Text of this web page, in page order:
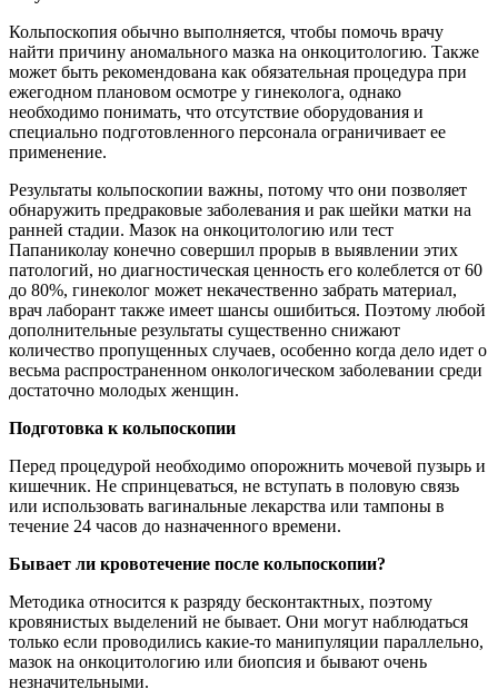
Кольпоскопия обычно выполняется, чтобы помочь врачу
найти причину аномального мазка на онкоцитологию. Также
может быть рекомендована как обязательная процедура при
ежегодном плановом осмотре у гинеколога, однако
необходимо понимать, что отсутствие оборудования и
специально подготовленного персонала ограничивает ее
применение.
Результаты кольпоскопии важны, потому что они позволяет
обнаружить предраковые заболевания и рак шейки матки на
ранней стадии. Мазок на онкоцитологию или тест
Папаниколау конечно совершил прорыв в выявлении этих
патологий, но диагностическая ценность его колеблется от 60
до 80%, гинеколог может некачественно забрать материал,
врач лаборант также имеет шансы ошибиться. Поэтому любой
дополнительные результаты существенно снижают
количество пропущенных случаев, особенно когда дело идет о
весьма распространенном онкологическом заболевании среди
достаточно молодых женщин.
Подготовка к кольпоскопии
Перед процедурой необходимо опорожнить мочевой пузырь и
кишечник. Не спринцеваться, не вступать в половую связь
или использовать вагинальные лекарства или тампоны в
течение 24 часов до назначенного времени.
Бывает ли кровотечение после кольпоскопии?
Методика относится к разряду бесконтактных, поэтому
кровянистых выделений не бывает. Они могут наблюдаться
только если проводились какие-то манипуляции параллельно,
мазок на онкоцитологию или биопсия и бывают очень
незначительными.